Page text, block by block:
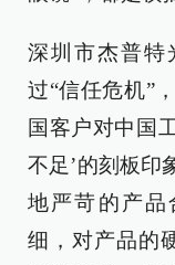
深圳市杰普特
过“信任危机”
国客户对中国
不足’的刻板印
地严苛的产
细，对产品的